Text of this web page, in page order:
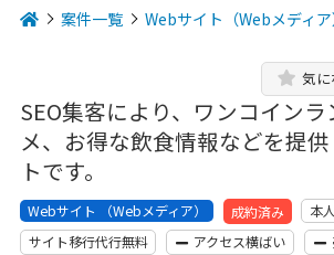
案件一覧 Webサイト（Webメディア
SEO集客により、ワンコイン
メ、お得な飲食情報などを提
トです。
気に
Webサイト （Webメディア） 成約済み 本
サイト移行代行無料
アクセス横ばい